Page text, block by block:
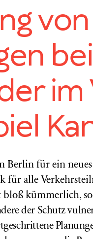
von
im
Berlin für ein
für alle
kümmerlich,
der Schutz